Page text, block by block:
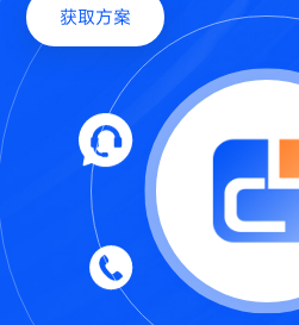
获取方案